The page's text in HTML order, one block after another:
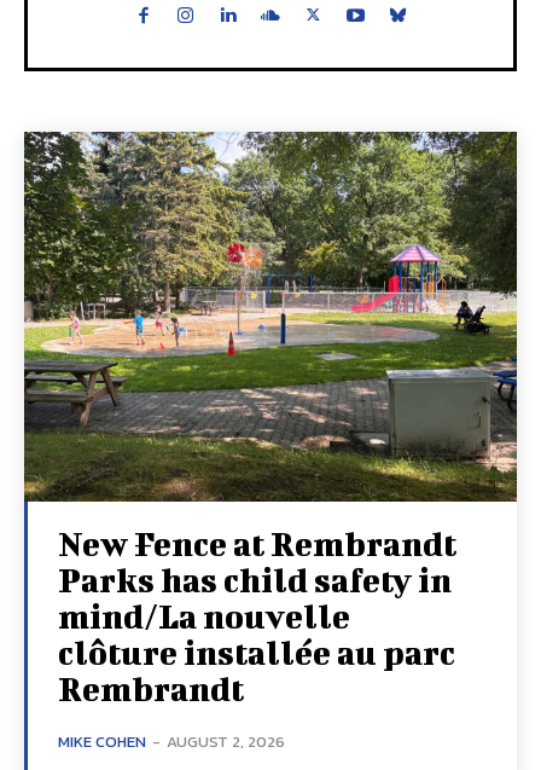
New Fence at Rembrandt
Parks has child safety in
mind/La nouvelle
clôture installée au parc
Rembrandt
MIKE COHEN - AUGUST 2, 2026